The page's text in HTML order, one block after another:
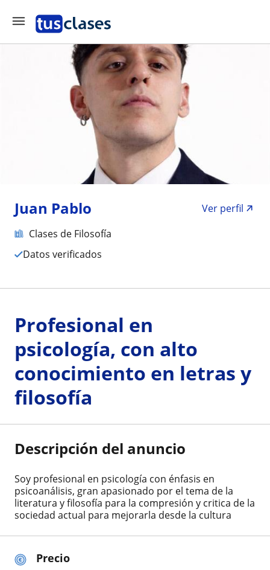
Juan Pablo
Ver perfil
Clases de Filosofía
Datos verificados
Precio
Profesional en
psicología, con alto
conocimiento en letras y
filosofía
Descripción del anuncio
Soy profesional en psicología con énfasis en
psicoanálisis, gran apasionado por el tema de la
literatura y filosofía para la compresión y critica de la
sociedad actual para mejorarla desde la cultura